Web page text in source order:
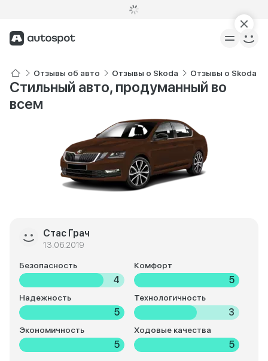
Отзывы об авто Отзывы о Skoda Отзывы о Skoda
Стильный авто, продуманный во
всем
Стас Грач
13.06.2019
Безопасность
4
Комфорт
5
Надежность
5
Технологичность
3
Экономичность
5
Ходовые качества
5